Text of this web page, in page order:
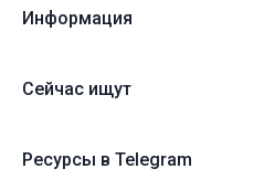
Информация
Сейчас ищут
Ресурсы в Telegram